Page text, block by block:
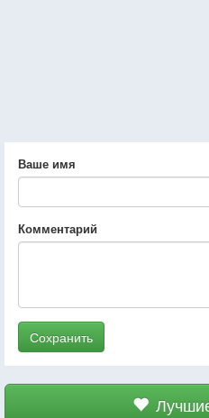
Ваше имя
Комментарий
Сохранить